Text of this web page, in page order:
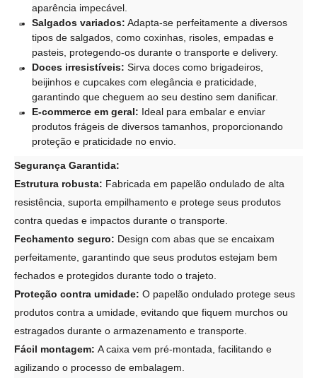
aparência impecável.
Salgados variados: Adapta-se perfeitamente a diversos
tipos de salgados, como coxinhas, risoles, empadas e
pasteis, protegendo-os durante o transporte e delivery.
Doces irresistíveis: Sirva doces como brigadeiros,
beijinhos e cupcakes com elegância e praticidade,
garantindo que cheguem ao seu destino sem danificar.
E-commerce em geral: Ideal para embalar e enviar
produtos frágeis de diversos tamanhos, proporcionando
proteção e praticidade no envio.
Segurança Garantida:
Estrutura robusta: Fabricada em papelão ondulado de alta
resistência, suporta empilhamento e protege seus produtos
contra quedas e impactos durante o transporte.
Fechamento seguro: Design com abas que se encaixam
perfeitamente, garantindo que seus produtos estejam bem
fechados e protegidos durante todo o trajeto.
Proteção contra umidade: O papelão ondulado protege seus
produtos contra a umidade, evitando que fiquem murchos ou
estragados durante o armazenamento e transporte.
Fácil montagem: A caixa vem pré-montada, facilitando e
agilizando o processo de embalagem.